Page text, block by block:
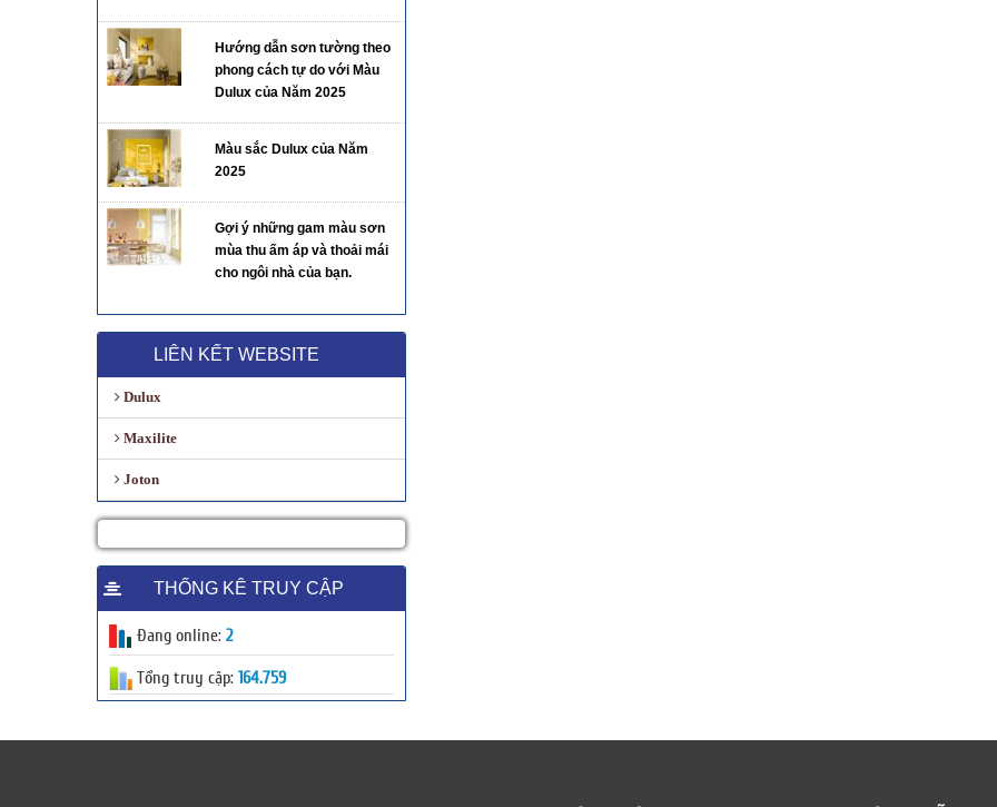
Hướng dẫn sơn tường theo
phong cách tự do với Màu
Dulux của Năm 2025
Màu sắc Dulux của Năm
2025
Gợi ý những gam màu sơn
mùa thu ấm áp và thoải mái
cho ngôi nhà của bạn.
LIÊN KẾT WEBSITE
Dulux
Maxilite
Joton
THỐNG KÊ TRUY CẬP
Đang online: 2
Tổng truy cập: 164.759